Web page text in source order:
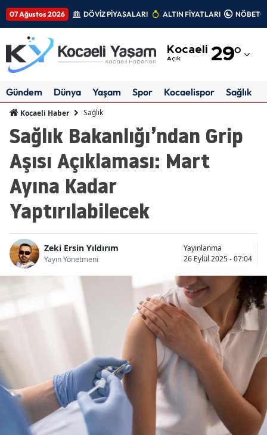
07 Ağustos 2026 DÖVİZ PİYASALARI ALTIN FİYATLARI
Kocaeli
Açık 29°
Adıyaman
Amasya
Ankara
Aydın
Balıkesir
Bilecik
Bingöl
Bolu
Burdur
Çanakkale
Gündem Dünya Yaşam Spor Kocaelispor Sağlık
Kocaeli Haber Sağlık
Sağlık Bakanlığı’ndan Grip
Aşısı Açıklaması: Mart
Ayına Kadar
Yaptırılabilecek
Zeki Ersin Yıldırım
Yayın Yönetmeni
Yayınlanma
26 Eylül 2025 - 07:04